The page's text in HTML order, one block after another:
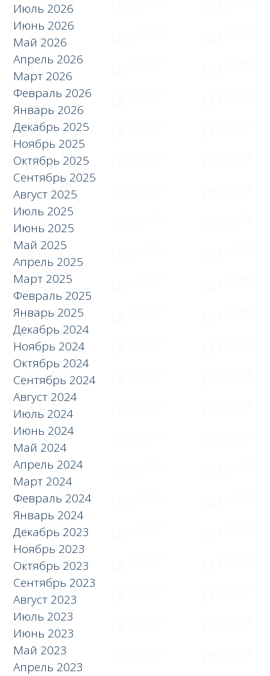
Июль 2026
Июнь 2026
Май 2026
Апрель 2026
Март 2026
Февраль 2026
Январь 2026
Декабрь 2025
Ноябрь 2025
Октябрь 2025
Сентябрь 2025
Август 2025
Июль 2025
Июнь 2025
Май 2025
Апрель 2025
Март 2025
Февраль 2025
Январь 2025
Декабрь 2024
Ноябрь 2024
Октябрь 2024
Сентябрь 2024
Август 2024
Июль 2024
Июнь 2024
Май 2024
Апрель 2024
Март 2024
Февраль 2024
Январь 2024
Декабрь 2023
Ноябрь 2023
Октябрь 2023
Сентябрь 2023
Август 2023
Июль 2023
Июнь 2023
Май 2023
Апрель 2023